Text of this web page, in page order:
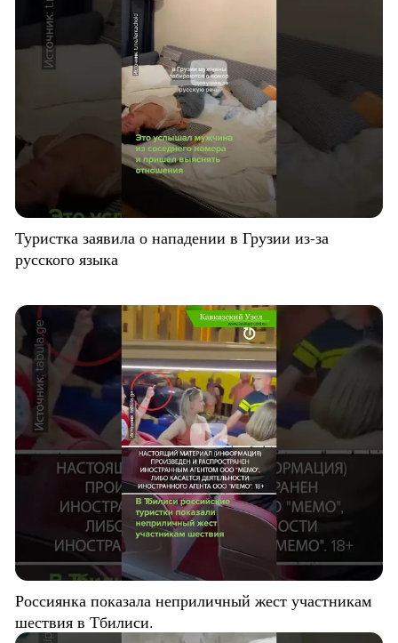
Туристка заявила о нападении в Грузии из-за
русского языка
Россиянка показала неприличный жест участникам
шествия в Тбилиси.